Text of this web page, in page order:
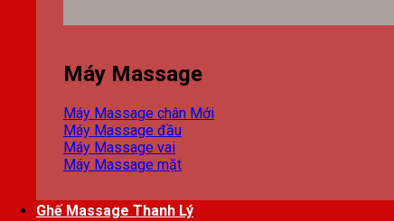
Máy Massage
Máy Massage chân
Máy Massage đầu
Máy Massage vai
Máy Massage mặt
Ghế Massage Thanh Lý